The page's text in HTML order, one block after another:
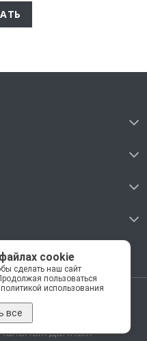
данных
cookie
сделать наш сайт
пользоваться
использования
все